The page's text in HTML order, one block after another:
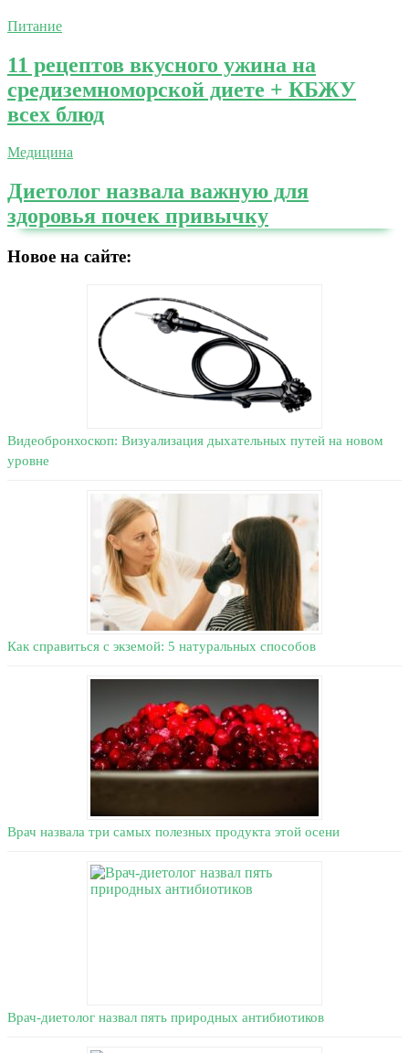
Питание
11 рецептов вкусного ужина на
средиземноморской диете + КБЖУ
всех блюд
Медицина
Диетолог назвала важную для
здоровья почек привычку
Новое на сайте:
Видеобронхоскоп: Визуализация дыхательных путей на новом
уровне
Как справиться с экземой: 5 натуральных способов
Врач назвала три самых полезных продукта этой осени
Врач-диетолог назвал пять природных антибиотиков